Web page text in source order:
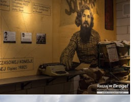
Centrum Solidarności w